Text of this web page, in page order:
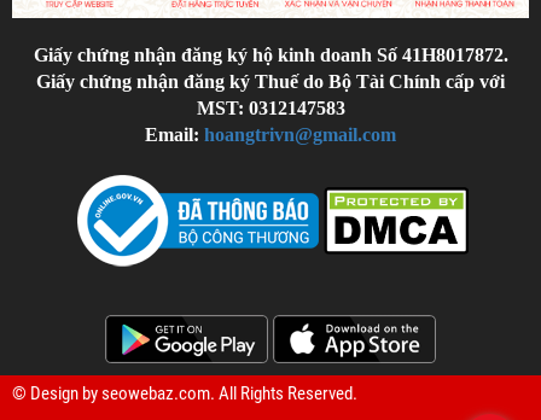
Giấy chứng nhận đăng ký hộ kinh doanh Số 41H8017872.
Giấy chứng nhận đăng ký Thuế do Bộ Tài Chính cấp với
MST: 0312147583
Email: hoangtrivn@gmail.com
© Design byseowebaz.com. All Rights Reserved.